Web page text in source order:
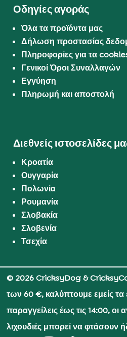
Οδηγίες αγοράς
Όλα τα προϊόντα μας
Δήλωση προστασίας
Πληροφορίες για τα
Γενικοί Όροι Συναλλαγών
Εγγύηση
Πληρωμή και αποστολή
Διεθνείς ιστοσελίδες
Κροατία
Ουγγαρία
Πολωνία
Ρουμανία
Σλοβακία
Σλοβενία
Τσεχία
© 2026 CricksyDog &
των 60 €, καλύπτουμε εμείς
παραγγείλεις έως τις 14:00,
λιχουδιές μπορεί να φτάσουν